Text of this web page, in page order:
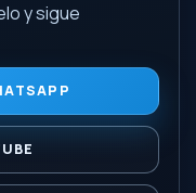
y sigue